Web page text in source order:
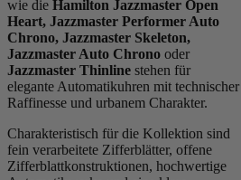
wie die Hamilton Jazzmaster Open
Heart, Jazzmaster Performer Auto
Chrono, Jazzmaster Skeleton,
Jazzmaster Auto Chrono oder
Jazzmaster Thinline stehen für
elegante Automatikuhren mit technischer
Raffinesse und urbanem Charakter.
Charakteristisch für die Kollektion sind
fein verarbeitete Zifferblätter, offene
Zifferblattkonstruktionen, hochwertige